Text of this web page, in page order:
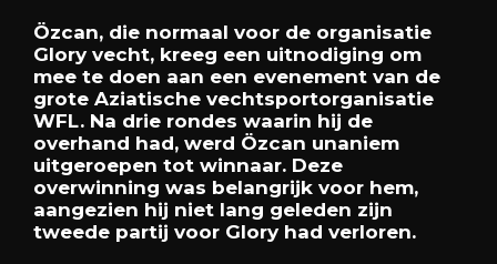
Özcan, die normaal voor de organisatie
Glory vecht, kreeg een uitnodiging om
mee te doen aan een evenement van de
grote Aziatische vechtsportorganisatie
WFL. Na drie rondes waarin hij de
overhand had, werd Özcan unaniem
uitgeroepen tot winnaar. Deze
overwinning was belangrijk voor hem,
aangezien hij niet lang geleden zijn
tweede partij voor Glory had verloren.